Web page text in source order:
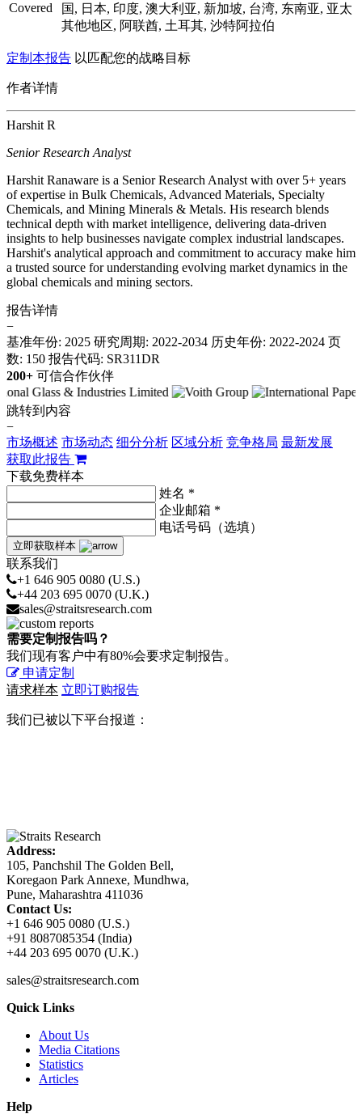
Covered
国, 日本, 印度, 澳大利亚, 新加坡, 台湾, 东南亚, 亚太
其他地区, 阿联酋, 土耳其, 沙特阿拉伯
定制本报告 以匹配您的战略目标
作者详情
Harshit R
Senior Research Analyst
Harshit Ranaware is a Senior Research Analyst with over 5+ years
of expertise in Bulk Chemicals, Advanced Materials, Specialty
Chemicals, and Mining Minerals & Metals. His research blends
technical depth with market intelligence, delivering data-driven
insights to help businesses navigate complex industrial landscapes.
Harshit's analytical approach and commitment to accuracy make him
a trusted source for understanding evolving market dynamics in the
global chemicals and mining sectors.
报告详情
−
基准年份: 2025 研究周期: 2022-2034 历史年份: 2022-2024 页
数: 150 报告代码: SR311DR
200+ 可信合作伙伴
跳转到内容
−
市场概述 市场动态 细分分析 区域分析 竞争格局 最新发展
获取此报告
下载免费样本
姓名 *
企业邮箱 *
电话号码（选填）
立即获取样本
联系我们
+1 646 905 0080 (U.S.)
+44 203 695 0070 (U.K.)
sales@straitsresearch.com
需要定制报告吗？
我们现有客户中有80%会要求定制报告。
申请定制
请求样本 立即订购报告
我们已被以下平台报道：
Address:
105, Panchshil The Golden Bell,
Koregaon Park Annexe, Mundhwa,
Pune, Maharashtra 411036
Contact Us:
+1 646 905 0080 (U.S.)
+91 8087085354 (India)
+44 203 695 0070 (U.K.)
sales@straitsresearch.com
Quick Links
About Us
Media Citations
Statistics
Articles
Help